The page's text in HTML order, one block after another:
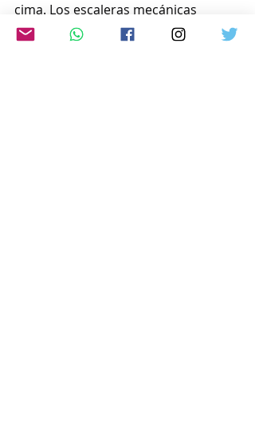
cima. Los escaleras mecánicas
deberán pernoctar en un albergue